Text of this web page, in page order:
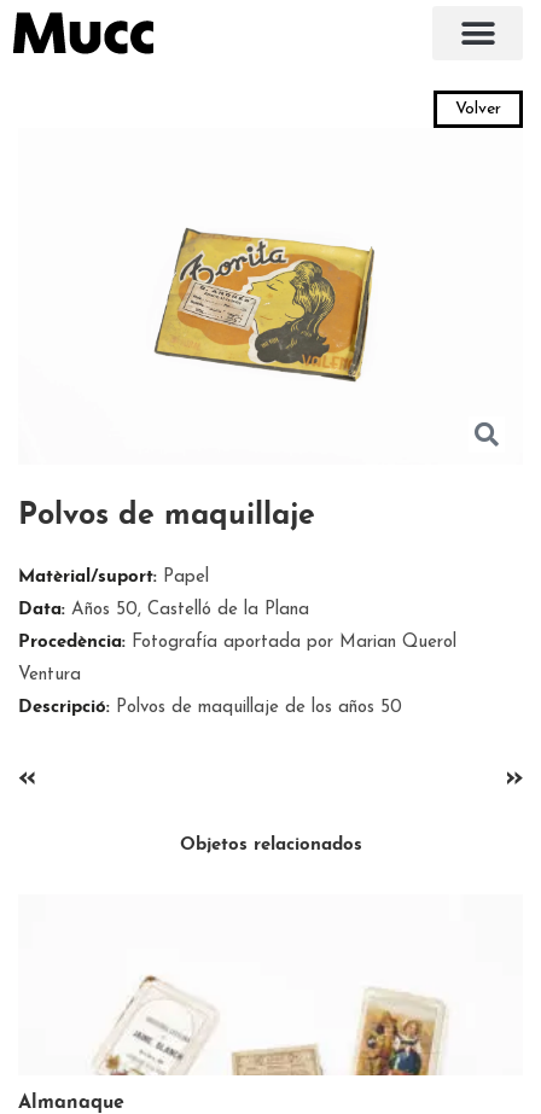
Volver
Polvos de maquillaje
Matèrial/suport: Papel
Data: Años 50, Castelló de la Plana
Procedència: Fotografía aportada por Marian Querol
Ventura
Descripció: Polvos de maquillaje de los años 50
« »
Objetos relacionados
Almanaque